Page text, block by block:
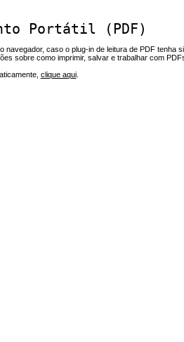
Portátil (PDF)
navegador, caso o plug-in de leitura de PDF tenha
sobre como imprimir, salvar e trabalhar com
clique aqui.